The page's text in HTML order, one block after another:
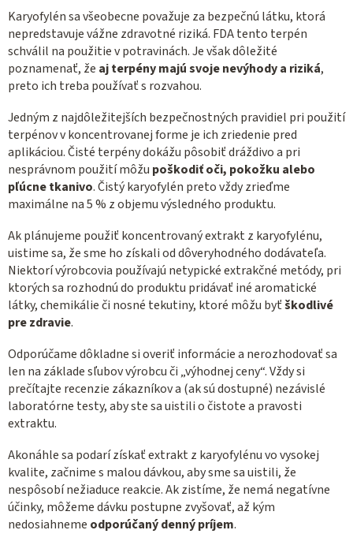
Karyofylén sa všeobecne považuje za bezpečnú látku, ktorá
nepredstavuje vážne zdravotné riziká. FDA tento terpén
schválil na použitie v potravinách. Je však dôležité
poznamenať, že aj terpény majú svoje nevýhody a riziká,
preto ich treba používať s rozvahou.
Jedným z najdôležitejších bezpečnostných pravidiel pri použití
terpénov v koncentrovanej forme je ich zriedenie pred
aplikáciou. Čisté terpény dokážu pôsobiť dráždivo a pri
nesprávnom použití môžu poškodiť oči, pokožku alebo
pľúcne tkanivo. Čistý karyofylén preto vždy zrieďme
maximálne na 5 % z objemu výsledného produktu.
Ak plánujeme použiť koncentrovaný extrakt z karyofylénu,
uistime sa, že sme ho získali od dôveryhodného dodávateľa.
Niektorí výrobcovia používajú netypické extrakčné metódy, pri
ktorých sa rozhodnú do produktu pridávať iné aromatické
látky, chemikálie či nosné tekutiny, ktoré môžu byťškodlivé
pre zdravie.
Odporúčame dôkladne si overiť informácie a nerozhodovať sa
len na základe sľubov výrobcu či „výhodnej ceny“. Vždy si
prečítajte recenzie zákazníkov a (ak sú dostupné) nezávislé
laboratórne testy, aby ste sa uistili o čistote a pravosti
extraktu.
Akonáhle sa podarí získať extrakt z karyofylénu vo vysokej
kvalite, začnime s malou dávkou, aby sme sa uistili, že
nespôsobí nežiaduce reakcie. Ak zistíme, že nemá negatívne
účinky, môžeme dávku postupne zvyšovať, až kým
nedosiahneme odporúčaný denný príjem.